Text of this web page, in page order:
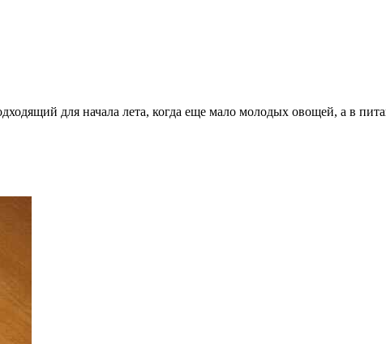
для начала лета, когда еще мало молодых овощей, а в